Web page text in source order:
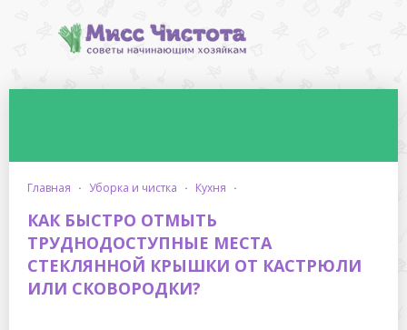
главная · уборка и чистка · кухня ·
КАК БЫСТРО ОТМЫТЬ
ТРУДНОДОСТУПНЫЕ МЕСТА
СТЕКЛЯННОЙ КРЫШКИ ОТ КАСТРЮЛИ
ИЛИ СКОВОРОДКИ?